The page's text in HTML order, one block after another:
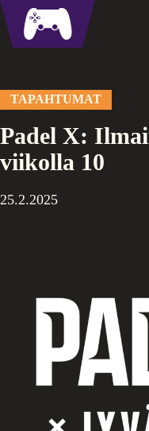
Siirry
sisältöön
Coesports
TAPAHTUMAT
Padel X:
viikolla 10
25.2.2025